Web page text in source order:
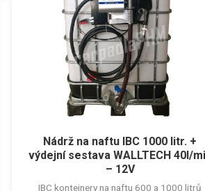
Nádrž na naftu IBC 1000 litr. +
výdejní sestava WALLTECH 40l/
– 12V
IBC kontejnery na naftu 600 a 1000 litrů